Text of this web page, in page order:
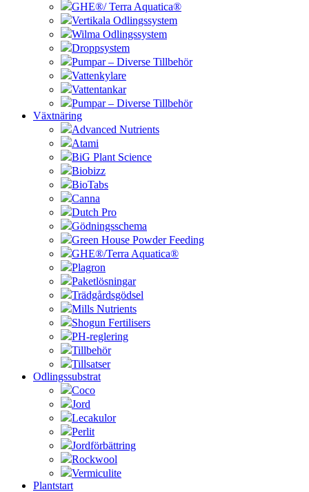
GHE®/ Terra Aquatica®
Vertikala Odlingssystem
Wilma Odlingssystem
Droppsystem
Pumpar – Diverse Tillbehör
Vattenkylare
Vattentankar
Pumpar – Diverse Tillbehör
Växtnäring
Advanced Nutrients
Atami
BiG Plant Science
Biobizz
BioTabs
Canna
Dutch Pro
Gödningsschema
Green House Powder Feeding
GHE®/Terra Aquatica®
Plagron
Paketlösningar
Trädgårdsgödsel
Mills Nutrients
Shogun Fertilisers
PH-reglering
Tillbehör
Tillsatser
Odlingssubstrat
Coco
Jord
Lecakulor
Perlit
Jordförbättring
Rockwool
Vermiculite
Plantstart